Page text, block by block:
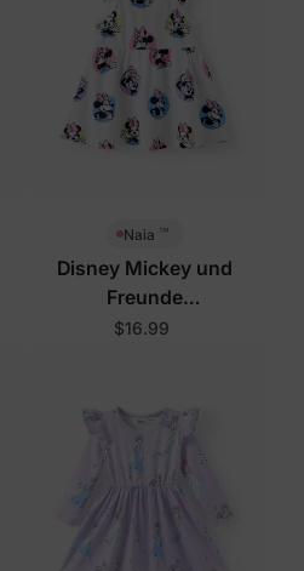
Naia ™
Disney Mickey und
Freunde
Baby-/Kleinkindkleid Weiß
$16.99